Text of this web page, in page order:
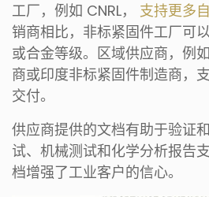
工厂，例如 CNRL， 支持更多
销商相比，非标紧固件工厂可
或合金等级。区域供应商，例
商或印度非标紧固件制造商，
交付。
供应商提供的文档有助于验证
试、机械测试和化学分析报告
档增强了工业客户的信心。